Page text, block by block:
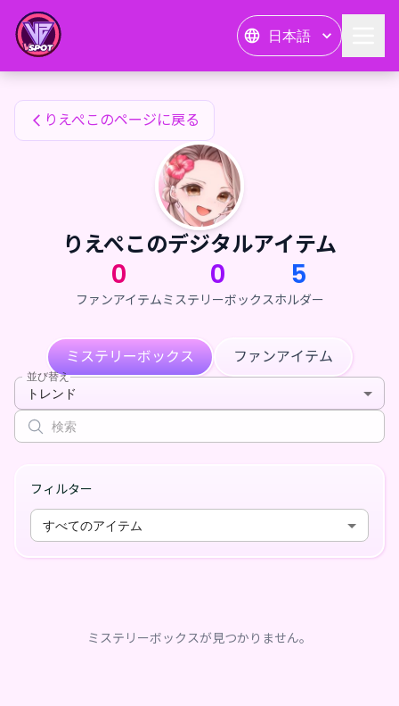
日本語
りえぺこのファンアイテム
りえぺこのページに戻る
りえぺこのデジタルアイテム
0
ファンアイテム
0
ミステリーボックス
5
ホルダー
ミステリーボックス ファンアイテム
並び替え
トレンド
フィルター
すべてのアイテム
ミステリーボックスが見つかりません。
りえぺこのファンアイテム — 24karat